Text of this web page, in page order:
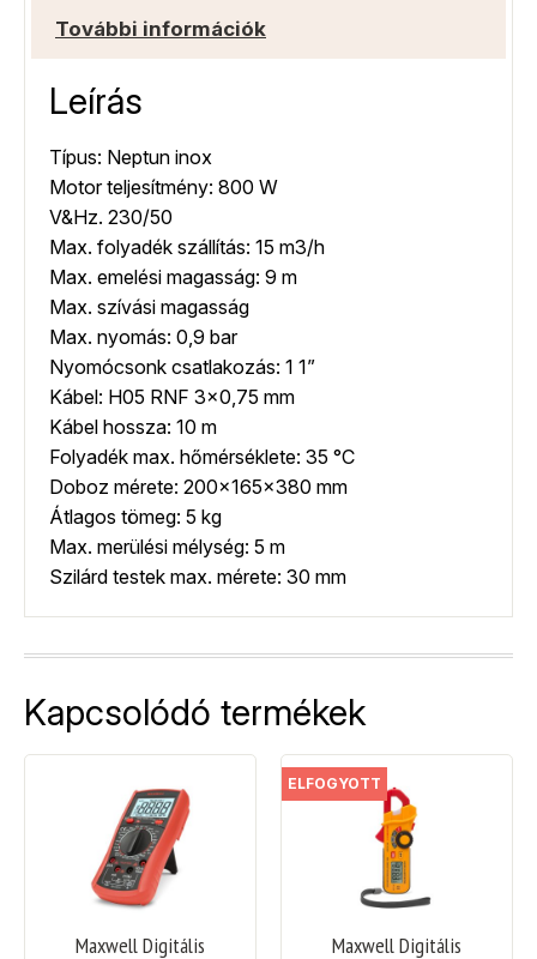
További információk
Leírás
Típus: Neptun inox
Motor teljesítmény: 800 W
V&Hz. 230/50
Max. folyadék szállítás: 15 m3/h
Max. emelési magasság: 9 m
Max. szívási magasság
Max. nyomás: 0,9 bar
Nyomócsonk csatlakozás: 1 1”
Kábel: H05 RNF 3×0,75 mm
Kábel hossza: 10 m
Folyadék max. hőmérséklete: 35 °C
Doboz mérete: 200x165x380 mm
Átlagos tömeg: 5 kg
Max. merülési mélység: 5 m
Szilárd testek max. mérete: 30 mm
Kapcsolódó termékek
Maxwell Digitális
ELFOGYOTT
Maxwell Digitális